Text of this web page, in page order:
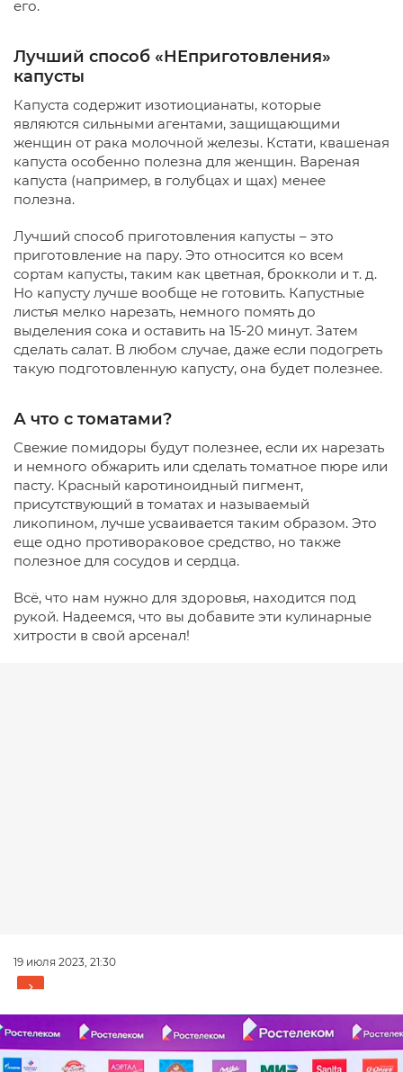
его.
Лучший способ «НЕприготовления»
капусты
Капуста содержит изотиоцианаты, которые
являются сильными агентами, защищающими
женщин от рака молочной железы. Кстати, квашеная
капуста особенно полезна для женщин. Вареная
капуста (например, в голубцах и щах) менее
полезна.
Лучший способ приготовления капусты – это
приготовление на пару. Это относится ко всем
сортам капусты, таким как цветная, брокколи и т. д.
Но капусту лучше вообще не готовить. Капустные
листья мелко нарезать, немного помять до
выделения сока и оставить на 15-20 минут. Затем
сделать салат. В любом случае, даже если подогреть
такую ​​подготовленную капусту, она будет полезнее.
А что с томатами?
Свежие помидоры будут полезнее, если их нарезать
и немного обжарить или сделать томатное пюре или
пасту. Красный каротиноидный пигмент,
присутствующий в томатах и ​​называемый
ликопином, лучше усваивается таким образом. Это
еще одно противораковое средство, но также
полезное для сосудов и сердца.
Всё, что нам нужно для здоровья, находится под
рукой. Надеемся, что вы добавите эти кулинарные
хитрости в свой арсенал!
19 июля 2023, 21:30